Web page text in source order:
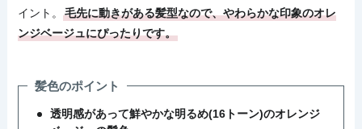
イント。毛先に動きがある髪型なので、やわらかな印象のオレ
ンジベージュにぴったりです。
髪色のポイント
透明感があって鮮やかな明るめ(16トーン)のオレンジ